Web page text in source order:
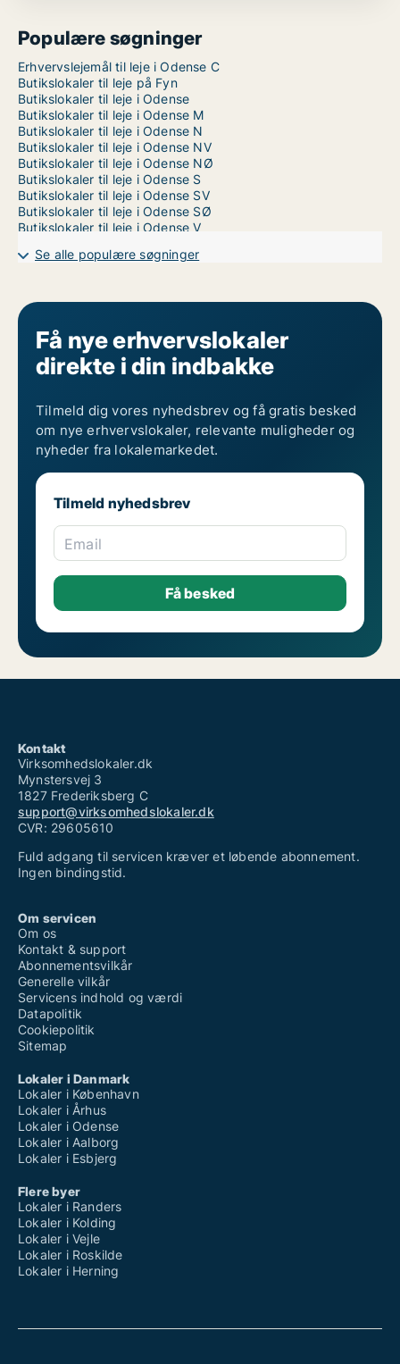
Populære søgninger
Erhvervslejemål til leje i Odense C
Butikslokaler til leje på Fyn
Butikslokaler til leje i Odense
Butikslokaler til leje i Odense M
Butikslokaler til leje i Odense N
Butikslokaler til leje i Odense NV
Butikslokaler til leje i Odense NØ
Butikslokaler til leje i Odense S
Butikslokaler til leje i Odense SV
Butikslokaler til leje i Odense SØ
Butikslokaler til leje i Odense V
Se alle populære søgninger
Få nye erhvervslokaler
direkte i din indbakke
Tilmeld dig vores nyhedsbrev og få gratis besked
om nye erhvervslokaler, relevante muligheder og
nyheder fra lokalemarkedet.
Tilmeld nyhedsbrev
Email
Kontakt
Virksomhedslokaler.dk
Mynstersvej 3
1827 Frederiksberg C
support@virksomhedslokaler.dk
CVR: 29605610
Fuld adgang til servicen kræver et løbende abonnement.
Ingen bindingstid.
Om servicen
Om os
Kontakt & support
Abonnementsvilkår
Generelle vilkår
Servicens indhold og værdi
Datapolitik
Cookiepolitik
Sitemap
Lokaler i Danmark
Lokaler i København
Lokaler i Århus
Lokaler i Odense
Lokaler i Aalborg
Lokaler i Esbjerg
Flere byer
Lokaler i Randers
Lokaler i Kolding
Lokaler i Vejle
Lokaler i Roskilde
Lokaler i Herning